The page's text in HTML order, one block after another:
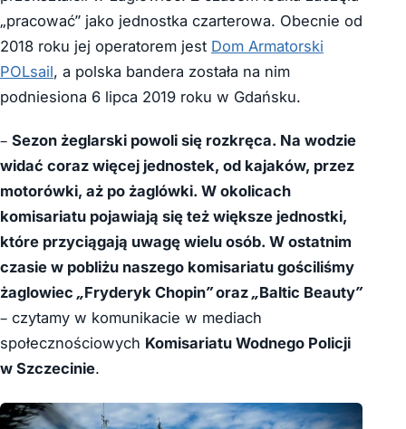
„pracować” jako jednostka czarterowa. Obecnie od
2018 roku jej operatorem jest Dom Armatorski
POLsail, a polska bandera została na nim
podniesiona 6 lipca 2019 roku w Gdańsku.
– Sezon żeglarski powoli się rozkręca. Na wodzie
widać coraz więcej jednostek, od kajaków, przez
motorówki, aż po żaglówki. W okolicach
komisariatu pojawiają się też większe jednostki,
które przyciągają uwagę wielu osób. W ostatnim
czasie w pobliżu naszego komisariatu gościliśmy
żaglowiec „Fryderyk Chopin” oraz „Baltic Beauty”
– czytamy w komunikacie w mediach
społecznościowych Komisariatu Wodnego Policji
w Szczecinie.